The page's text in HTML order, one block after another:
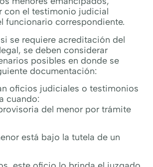
con el testimonio judicial
funcionario correspondiente.
se requiere acreditación del
se deben considerar
posibles en donde se
documentación:
oficios judiciales o testimonios
cuando:
del menor por trámite
está bajo la tutela de un